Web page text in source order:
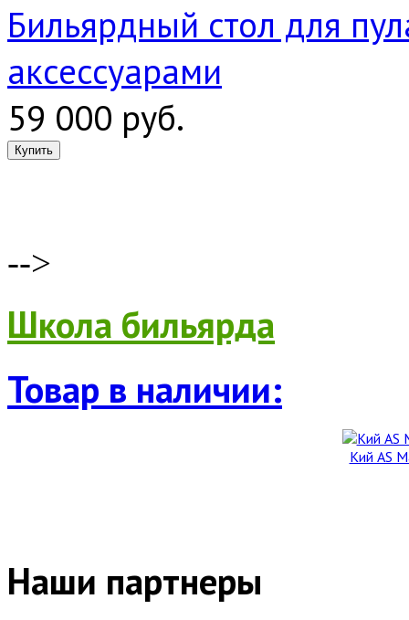
Бильярдный стол для
аксессуарами
59 000 руб.
-->
Школа бильярда
Товар в наличии:
Кий AS
Наши партнеры